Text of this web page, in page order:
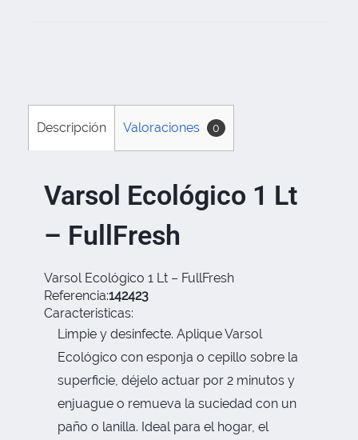
Descripción Valoraciones 0
Varsol Ecológico 1 Lt
– FullFresh
Varsol Ecológico 1 Lt – FullFresh
Referencia:142423
Caracteristicas:
Limpie y desinfecte. Aplique Varsol
Ecológico con esponja o cepillo sobre la
superficie, déjelo actuar por 2 minutos y
enjuague o remueva la suciedad con un
paño o lanilla. Ideal para el hogar, el